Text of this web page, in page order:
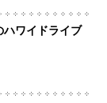
ハワイドライブ